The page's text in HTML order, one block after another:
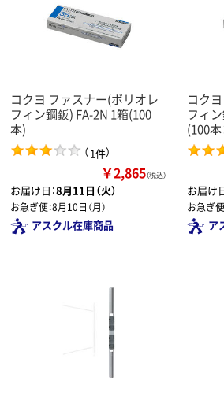
コクヨ ファスナー(ポリオレ
フィン鋼鈑) FA-2N 1箱(100
本)
（1件）
￥2,865（税込）
お届け日：8月11日（火）
お急ぎ便：8月10日（月）
アスクル在庫商品
コク
フィ
(100
お届け
お急ぎ便
ア